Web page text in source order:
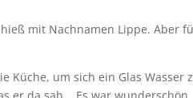
mit Nachnamen Lippe. Aber
Küche, um sich ein Glas Wasser